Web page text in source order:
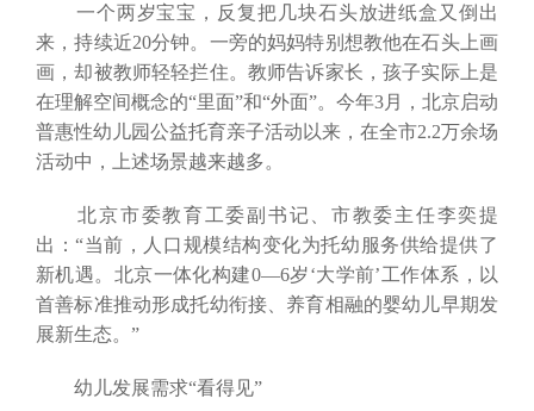
一个两岁宝宝，反复把几块石头放进纸盒又倒出
来，持续近20分钟。一旁的妈妈特别想教他在石头上画
画，却被教师轻轻拦住。教师告诉家长，孩子实际上是
在理解空间概念的“里面”和“外面”。今年3月，北京启动
普惠性幼儿园公益托育亲子活动以来，在全市2.2万余场
活动中，上述场景越来越多。
北京市委教育工委副书记、市教委主任李奕提
出：“当前，人口规模结构变化为托幼服务供给提供了
新机遇。北京一体化构建0—6岁‘大学前’工作体系，以
首善标准推动形成托幼衔接、养育相融的婴幼儿早期发
展新生态。”
幼儿发展需求“看得见”